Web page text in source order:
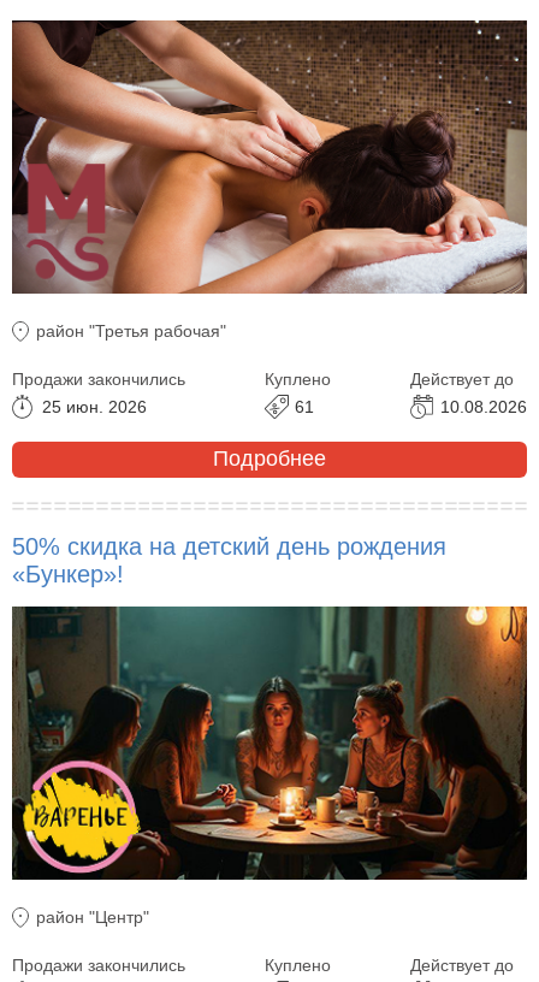
район "Третья рабочая"
Продажи закончились
25 июн. 2026
Куплено
61
Действует до
10.08.2026
Подробнее
50% скидка на детский день рождения
«Бункер»!
район "Центр"
Продажи закончились
Куплено
Действует до